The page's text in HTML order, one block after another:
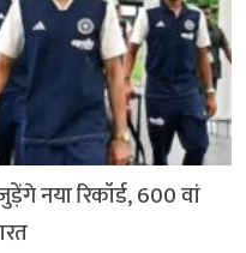
नया रिकॉर्ड, 600 वां